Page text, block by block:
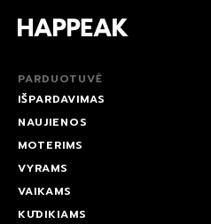
PARDUOTUVĖ
IŠPARDAVIMAS
NAUJIENOS
MOTERIMS
VYRAMS
VAIKAMS
KŪDIKIAMS